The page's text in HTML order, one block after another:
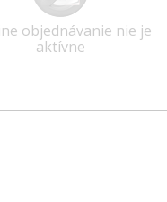
objednávanie nie je
aktívne